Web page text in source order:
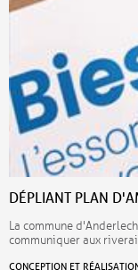
DÉPLIANT PLAN
La commune
communiquer aux
CONCEPTION ET